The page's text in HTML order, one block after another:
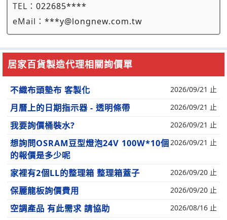
TEL： 022685****
eMail： ***y@longnew.com.tw
居家百貨製造代理相關詢價單
不織布頭墊布 客製化 2026/09/21 止
月曆上的日期指示器 - 透明條帶 2026/09/21 止
我要詢價桶裝水? 2026/09/21 止
想詢問OSRAM豆型燈泡24V 100W*10個
的報價是多少呢
2026/09/21 止
家裡有2個LL的整理箱 整理箱蓋子 2026/09/20 止
保麗龍板詢價費用 2026/09/20 止
空調產品 有此需求 請協助 2026/08/16 止